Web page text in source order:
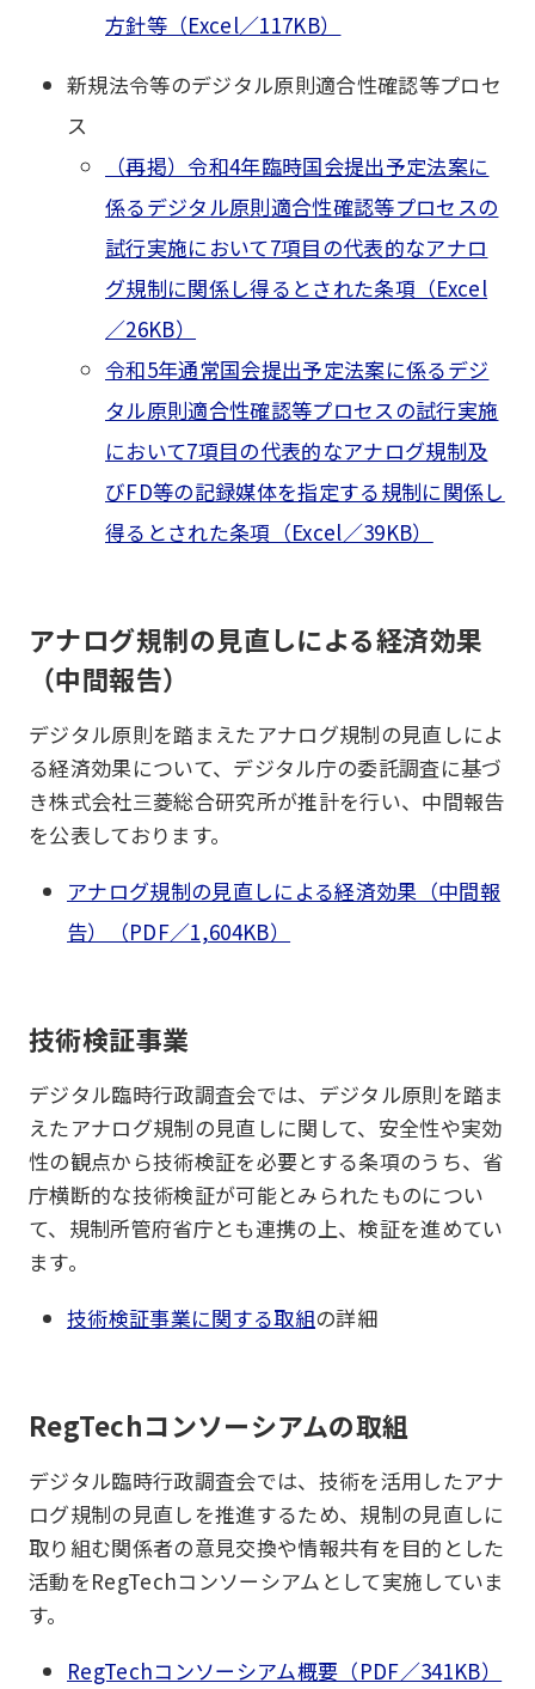
方針等（Excel／117KB）
新規法令等のデジタル原則適合性確認等プロセ
ス
（再掲）令和4年臨時国会提出予定法案に
係るデジタル原則適合性確認等プロセスの
試行実施において7項目の代表的なアナロ
グ規制に関係し得るとされた条項（Excel
／26KB）
令和5年通常国会提出予定法案に係るデジ
タル原則適合性確認等プロセスの試行実施
において7項目の代表的なアナログ規制及
びFD等の記録媒体を指定する規制に関係し
得るとされた条項（Excel／39KB）
アナログ規制の見直しによる経済効果
（中間報告）
デジタル原則を踏まえたアナログ規制の見直しによ
る経済効果について、デジタル庁の委託調査に基づ
き株式会社三菱総合研究所が推計を行い、中間報告
を公表しております。
アナログ規制の見直しによる経済効果（中間報
告）（PDF／1,604KB）
技術検証事業
デジタル臨時行政調査会では、デジタル原則を踏ま
えたアナログ規制の見直しに関して、安全性や実効
性の観点から技術検証を必要とする条項のうち、省
庁横断的な技術検証が可能とみられたものについ
て、規制所管府省庁とも連携の上、検証を進めてい
ます。
技術検証事業に関する取組の詳細
RegTechコンソーシアムの取組
デジタル臨時行政調査会では、技術を活用したアナ
ログ規制の見直しを推進するため、規制の見直しに
取り組む関係者の意見交換や情報共有を目的とした
活動をRegTechコンソーシアムとして実施していま
す。
RegTechコンソーシアム概要（PDF／341KB）